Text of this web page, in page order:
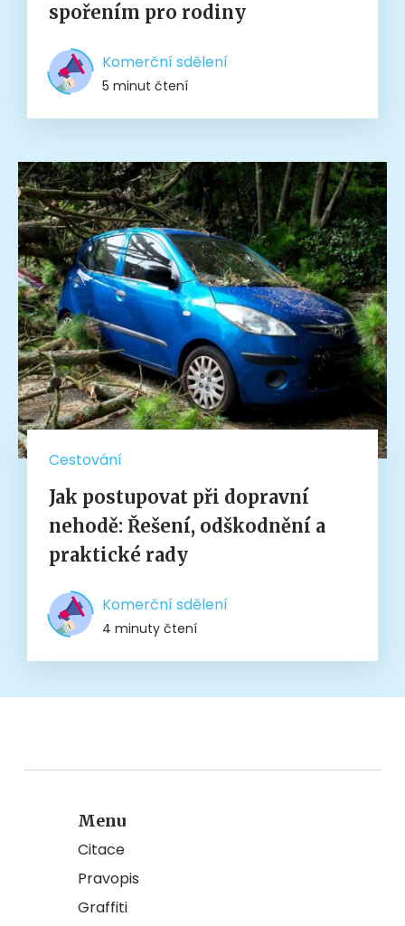
spořením pro rodiny
Komerční sdělení
5 minut čtení
Cestování
Jak postupovat při dopravní
nehodě: Řešení, odškodnění a
praktické rady
Komerční sdělení
4 minuty čtení
Menu
Citace
Pravopis
Graffiti